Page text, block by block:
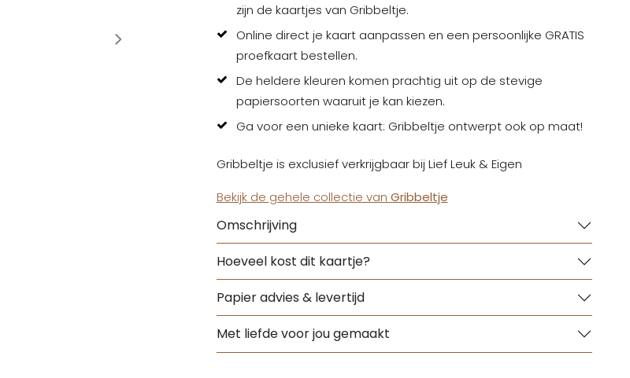
zijn de kaartjes van Gribbeltje.
Online direct je kaart aanpassen en een persoonlijke GRATIS
proefkaart bestellen.
De heldere kleuren komen prachtig uit op de stevige
papiersoorten waaruit je kan kiezen.
Ga voor een unieke kaart: Gribbeltje ontwerpt ook op maat!
Gribbeltje is exclusief verkrijgbaar bij Lief Leuk & Eigen
Bekijk de gehele collectie van Gribbeltje
Omschrijving
Hoeveel kost dit kaartje?
Papier advies & levertijd
Met liefde voor jou gemaakt